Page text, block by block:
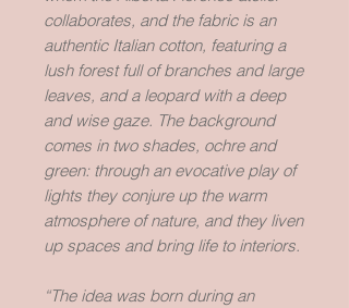
collaborates, and the fabric is an
authentic Italian cotton, featuring a
lush forest full of branches and large
leaves, and a leopard with a deep
and wise gaze. The background
comes in two shades, ochre and
green: through an evocative play of
lights they conjure up the warm
atmosphere of nature, and they liven
up spaces and bring life to interiors.
“The idea was born during an